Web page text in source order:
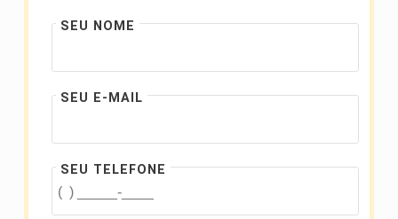
SEU NOME
SEU E-MAIL
SEU TELEFONE